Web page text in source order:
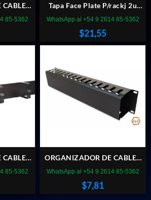
85-5362
Tapa Face Plate P/rackj 2u
doble
$21,55
WhatsApp al +54 9 2614 85-5362
85-5362
ORGANIZADOR DE CABLES
GLC 19″ 1U CON TAPA
$7,81
WhatsApp al +54 9 2614 85-5362